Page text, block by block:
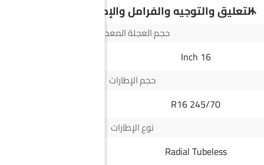
التعليق والتوجيه والفرامل والإطارات
حجم العجلة المعدنية
16 Inch
حجم الإطارات
245/70 R16
نوع الإطارات
Radial Tubeless